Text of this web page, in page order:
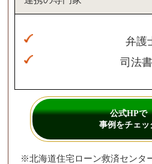
弁護
司法
公式HPで
事例をチェッ
※北海道住宅ローン救済センタ